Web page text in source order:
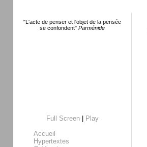
"L'acte de penser et l'objet de la pensée
se confondent" Parménide
Full Screen|
Play
Accueil
Hypertextes